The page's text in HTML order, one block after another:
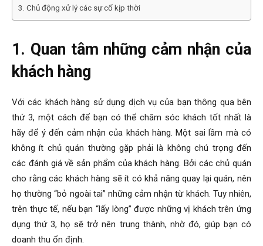
3. Chủ động xử lý các sự cố kịp thời
1. Quan tâm những cảm nhận của
khách hàng
Với các khách hàng sử dụng dịch vụ của bạn thông qua bên
thứ 3, một cách để bạn có thể chăm sóc khách tốt nhất là
hãy để ý đến cảm nhận của khách hàng. Một sai lầm mà có
không ít chủ quán thường gặp phải là không chú trọng đến
các đánh giá về sản phẩm của khách hàng. Bởi các chủ quán
cho rằng các khách hàng sẽ ít có khả năng quay lại quán, nên
họ thường “bỏ ngoài tai” những cảm nhận từ khách. Tuy nhiên,
trên thực tế, nếu bạn “lấy lòng” được những vị khách trên ứng
dụng thứ 3, họ sẽ trở nên trung thành, nhờ đó, giúp bạn có
doanh thu ổn định.